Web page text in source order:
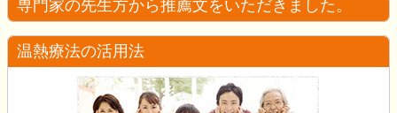
専門家の先生方から推薦文をいただきました。
温熱療法の活用法